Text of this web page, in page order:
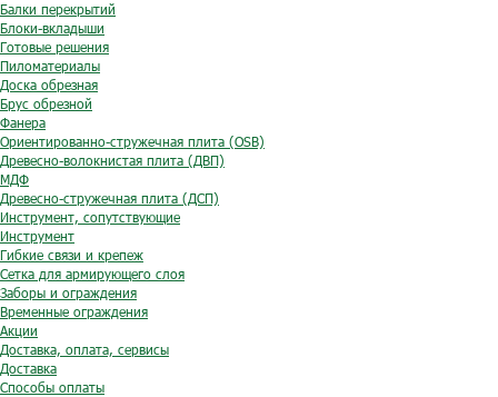
Балки перекрытий
Блоки-вкладыши
Готовые решения
Пиломатериалы
Доска обрезная
Брус обрезной
Фанера
Ориентированно-стружечная плита (OSB)
Древесно-волокнистая плита (ДВП)
МДФ
Древесно-стружечная плита (ДСП)
Инструмент, сопутствующие
Инструмент
Гибкие связи и крепеж
Сетка для армирующего слоя
Заборы и ограждения
Временные ограждения
Акции
Доставка, оплата, сервисы
Доставка
Способы оплаты